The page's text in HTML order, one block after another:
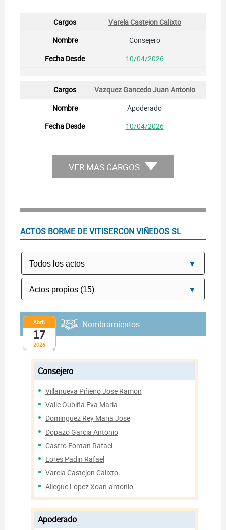
Varela Castejon Calixto
Consejero
10/04/2026
Vazquez Gancedo Juan Antonio
Apoderado
10/04/2026
VER MAS CARGOS
ACTOS BORME DE VITISERCON VIÑEDOS SL
2026
Abril
17
Nombramientos
Consejero
Villanueva Piñeiro Jose Ramon
Valle Oubiña Eva Maria
Dominguez Rey Maria Jose
Dopazo Garcia Antonio
Castro Fontan Rafael
Lores Padin Rafael
Varela Castejon Calixto
Allegue Lopez Xoan-antonio
Apoderado